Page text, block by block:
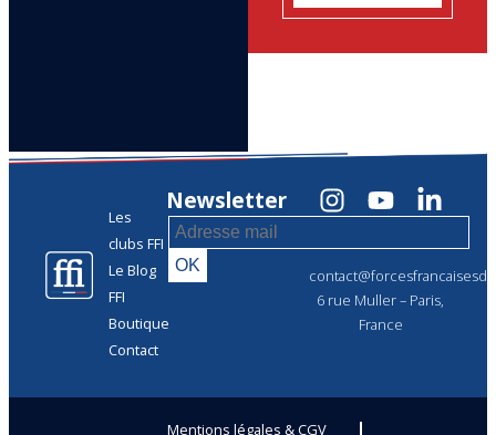
Les
clubs FFI
Le Blog
FFI
Boutique
Contact
6 rue Muller – Paris,
France
Newsletter
Mentions légales & CGV